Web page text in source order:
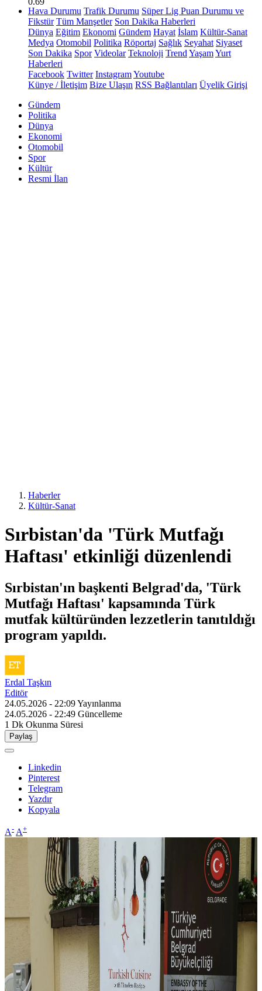
Hava Durumu Trafik Durumu Süper Lig Puan Durumu ve
Fikstür Tüm Manşetler Son Dakika Haberleri
Dünya Eğitim Ekonomi Gündem Hayat İslam Kültür-Sanat
Medya Otomobil Politika Röportaj Sağlık Seyahat Siyaset
Son Dakika Spor Videolar Teknoloji Trend YaşamYurt
Haberleri
Facebook Twitter InstagramYoutube
Künye / İletişim Bize Ulaşın RSS Bağlantıları Üyelik Girişi
Gündem
Politika
Dünya
Ekonomi
Otomobil
Spor
Kültür
Resmi İlan
Haberler
Kültür-Sanat
Sırbistan'da 'Türk Mutfağı
Haftası' etkinliği düzenlendi
Sırbistan'ın başkenti Belgrad'da, 'Türk
Mutfağı Haftası' kapsamında Türk
mutfak kültüründen lezzetlerin tanıtıldığı
program yapıldı.
Erdal Taşkın
Editör
24.05.2026 - 22:09Yayınlanma
24.05.2026 - 22:49 Güncelleme
1 Dk Okunma Süresi
Paylaş
Linkedin
Pinterest
Telegram
Yazdır
Kopyala
A- A+